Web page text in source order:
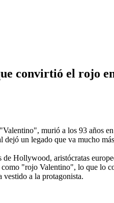
convirtió el rojo
murió a los 93 años
un legado que va mucho
Hollywood, aristócratas
"rojo Valentino", lo que lo
vestido a la protagonista.